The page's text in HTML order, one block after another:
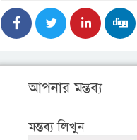
আপনার মন্তব্য
মন্তব্য লিখুন